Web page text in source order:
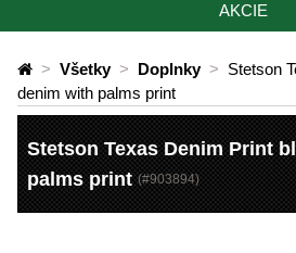
AKCIE
> Všetky > Doplnky > Stetson
denim with palms print
Stetson Texas Denim Print
palms print (#903894)